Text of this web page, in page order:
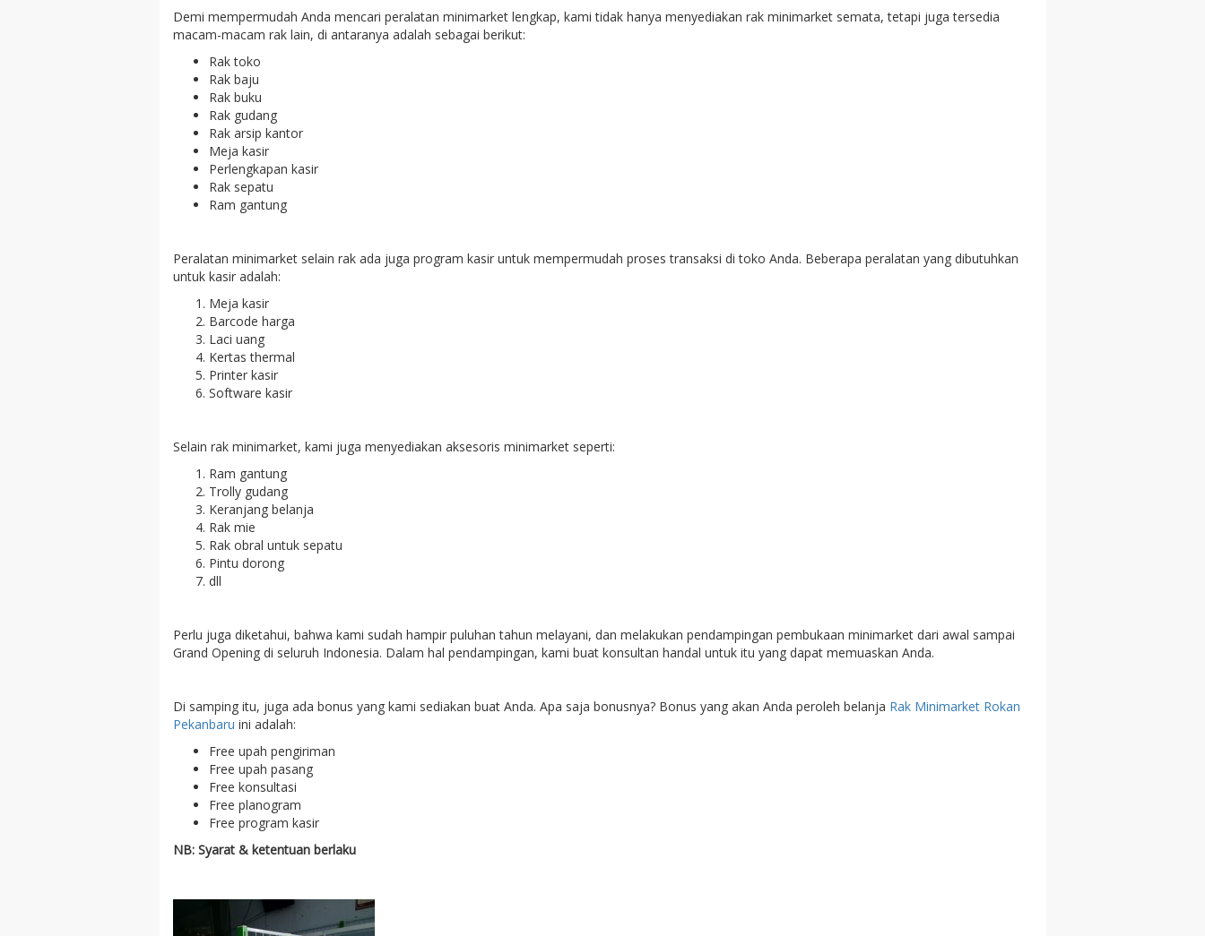
Demi mempermudah Anda mencari peralatan minimarket lengkap, kami tidak hanya menyediakan rak minimarket semata, tetapi juga tersedia
macam-macam rak lain, di antaranya adalah sebagai berikut:
Rak toko
Rak baju
Rak buku
Rak gudang
Rak arsip kantor
Meja kasir
Perlengkapan kasir
Rak sepatu
Ram gantung
Peralatan minimarket selain rak ada juga program kasir untuk mempermudah proses transaksi di toko Anda. Beberapa peralatan yang dibutuhkan
untuk kasir adalah:
Meja kasir
Barcode harga
Laci uang
Kertas thermal
Printer kasir
Software kasir
Selain rak minimarket, kami juga menyediakan aksesoris minimarket seperti:
Ram gantung
Trolly gudang
Keranjang belanja
Rak mie
Rak obral untuk sepatu
Pintu dorong
dll
Perlu juga diketahui, bahwa kami sudah hampir puluhan tahun melayani, dan melakukan pendampingan pembukaan minimarket dari awal sampai
Grand Opening di seluruh Indonesia. Dalam hal pendampingan, kami buat konsultan handal untuk itu yang dapat memuaskan Anda.
Di samping itu, juga ada bonus yang kami sediakan buat Anda. Apa saja bonusnya? Bonus yang akan Anda peroleh belanja Rak Minimarket Rokan
Pekanbaru ini adalah:
Free upah pengiriman
Free upah pasang
Free konsultasi
Free planogram
Free program kasir
NB: Syarat & ketentuan berlaku